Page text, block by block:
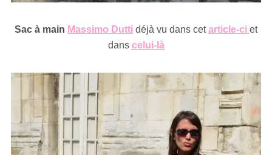
Sac à main Massimo Dutti déjà vu dans cetarticle-ci et
dans celui-là